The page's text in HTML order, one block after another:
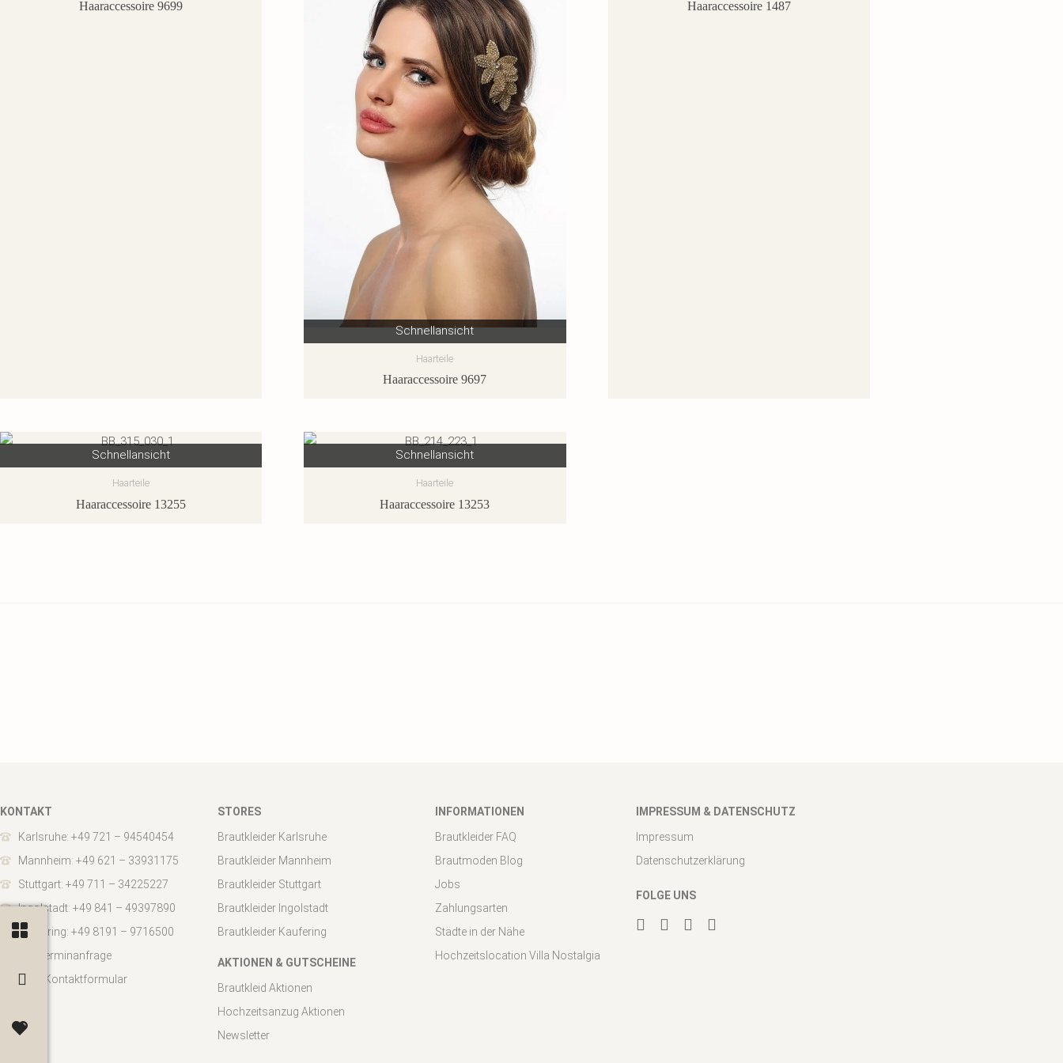
Haaraccessoire 9699
Schnellansicht
Haarteile
Haaraccessoire 9697
Haaraccessoire 1487
Schnellansicht
Haarteile
Haaraccessoire 13255
Schnellansicht
Haarteile
Haaraccessoire 13253
KONTAKT
Karlsruhe: +49 721 – 94540454
Mannheim: +49 621 – 33931175
Stuttgart: +49 711 – 34225227
Ingolstadt: +49 841 – 49397890
Kaufering: +49 8191 – 9716500
Zur Terminanfrage
Zum Kontaktformular
STORES
Brautkleider Karlsruhe
Brautkleider Mannheim
Brautkleider Stuttgart
Brautkleider Ingolstadt
Brautkleider Kaufering
AKTIONEN & GUTSCHEINE
Brautkleid Aktionen
Hochzeitsanzug Aktionen
Newsletter
INFORMATIONEN
Brautkleider FAQ
Brautmoden Blog
Jobs
Zahlungsarten
Städte in der Nähe
Hochzeitslocation Villa Nostalgia
IMPRESSUM & DATENSCHUTZ
Impressum
Datenschutzerklärung
FOLGE UNS